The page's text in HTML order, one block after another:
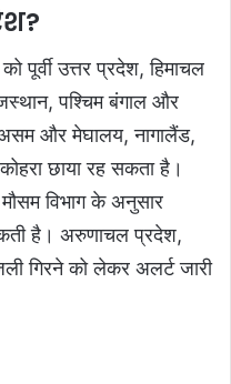
पूर्वी उत्तर प्रदेश, हिमाचल
पश्चिम बंगाल और
और मेघालय, नागालैंड,
छाया रह सकता है।
विभाग के अनुसार
सकती है। अरुणाचल प्रदेश,
गिरने को लेकर अलर्ट जारी